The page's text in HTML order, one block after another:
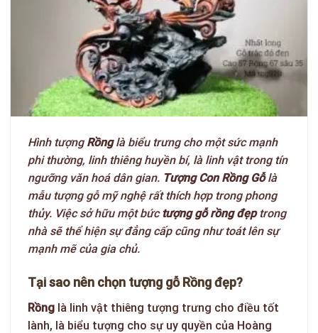
Hình tượng Rồnglà biểu trưng cho một sức mạnh
phi thường, linh thiêng huyền bí, là linh vật trong tín
ngưỡng văn hoá dân gian. Tượng Con Rồng Gỗlà
mẫu tượng gỗ mỹ nghệ rất thích hợp trong phong
thủy. Việc sở hữu một bứctượng gỗ rồng đẹptrong
nhà sẽ thể hiện sự đẳng cấp cũng như toát lên sự
mạnh mẽ của gia chủ.
Tại sao nên chọn tượng gỗ Rồng đẹp?
Rồng là linh vật thiêng tượng trưng cho điều tốt
lành, là biểu tượng cho sự uy quyền của Hoàng